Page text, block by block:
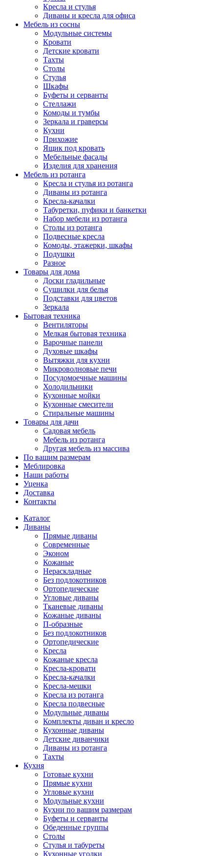
Кресла и стулья
Диваны и кресла для офиса
Мебель из сосны
Модульные системы
Кровати
Детские кровати
Тахты
Столы
Стулья
Шкафы
Буфеты и серванты
Стеллажи
Комоды и тумбы
Зеркала и граверсы
Кухни
Прихожие
Ящик под кровать
Мебельные фасады
Изделия для хранения
Мебель из ротанга
Кресла и стулья из ротанга
Диваны из ротанга
Кресла-качалки
Табуретки, пуфики и банкетки
Набор мебели из ротанга
Столы из ротанга
Подвесные кресла
Комоды, этажерки, шкафы
Подушки
Разное
Товары для дома
Доски гладильные
Сушилки для белья
Подставки для цветов
Зеркала
Бытовая техника
Вентиляторы
Мелкая бытовая техника
Варочные панели
Духовые шкафы
Вытяжки для кухни
Микроволновые печи
Посудомоечные машины
Холодильники
Кухонные мойки
Кухонные смесители
Стиральные машины
Товары для дачи
Садовая мебель
Мебель из ротанга
Другая мебель из массива
По вашим размерам
Меблировка
Наши работы
Уценка
Доставка
Контакты
Каталог
Диваны
Прямые диваны
Современные
Эконом
Кожаные
Нераскладные
Без подлокотников
Ортопедические
Угловые диваны
Тканевые диваны
Кожаные диваны
П-образные
Без подлокотников
Ортопедические
Кресла
Кожаные кресла
Кресла-кровати
Кресла-качалки
Кресла-мешки
Кресла из ротанга
Кресла подвесные
Модульные диваны
Комплекты диван и кресло
Кухонные диваны
Детские диванчики
Диваны из ротанга
Тахты
Кухня
Готовые кухни
Прямые кухни
Угловые кухни
Модульные кухни
Кухни по вашим размерам
Буфеты и серванты
Обеденные группы
Столы
Стулья и табуреты
Кухонные уголки